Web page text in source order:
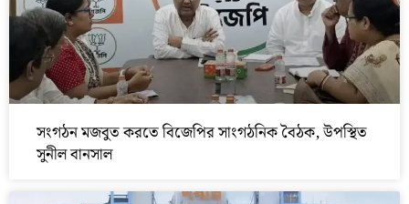
সংগঠন মজবুত করতে বিজেপির সাংগঠনিক বৈঠক, উপস্থিত
সুনীল বানসাল